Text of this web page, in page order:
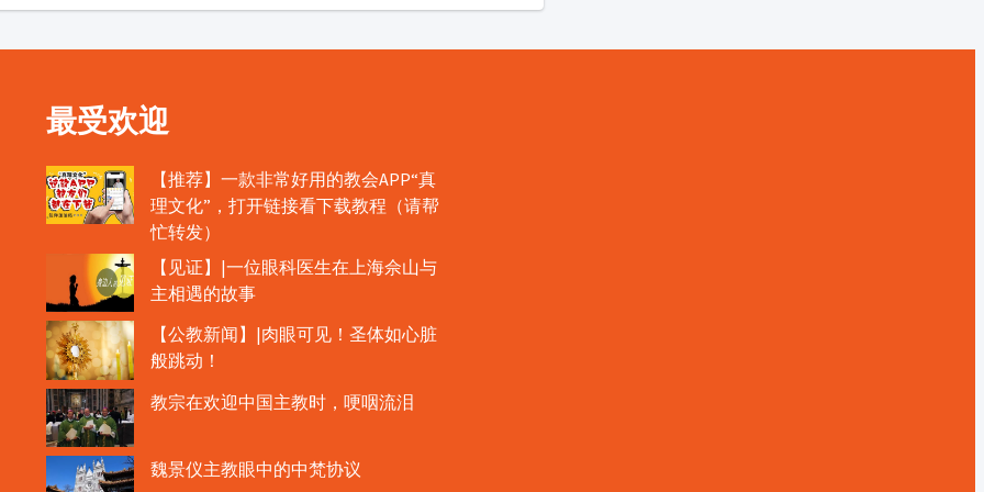
最受欢迎
【推荐】一款非常好用的教会APP“真
理文化”，打开链接看下载教程（请帮
忙转发）
【见证】|一位眼科医生在上海佘山与
主相遇的故事
【公教新闻】|肉眼可见！圣体如心脏
般跳动！
教宗在欢迎中国主教时，哽咽流泪
魏景仪主教眼中的中梵协议